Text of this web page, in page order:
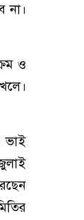
না।
ও
ভাই